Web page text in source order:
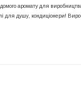
аромату для
для душу, кондиціонери!